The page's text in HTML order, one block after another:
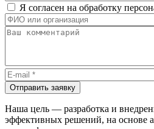
Я согласен на обработку
Отправить заявку
Наша цель — разработка и
эффективных решений, на основе